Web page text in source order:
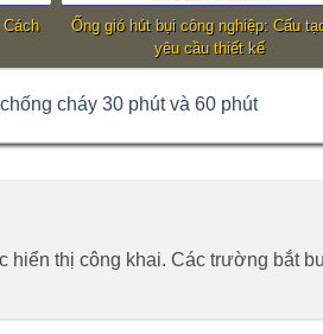
Ống gió hút bụi công nghiệp: Cấu
yêu cầu thiết kế
cháy 30 phút và 60 phút
hiển thị công khai. Các trường bắt